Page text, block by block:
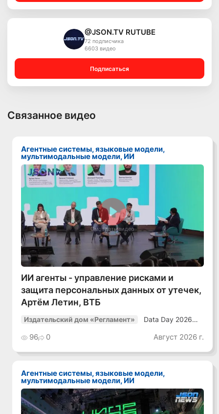
@JSON.TV RUTUBE
72 подписчика
6603 видео
Подписаться
Связанное видео
Агентные системы, языковые модели,
мультимодальные модели, ИИ
Смотреть видео
ИИ агенты - управление рисками и
защита персональных данных от утечек,
Артём Летин, ВТБ
Издательский дом «Регламент»
Data Day 2026
Как сохранять
уверенный курс
среде»
96 0 Август 2026 г.
Агентные системы, языковые модели,
мультимодальные модели, ИИ